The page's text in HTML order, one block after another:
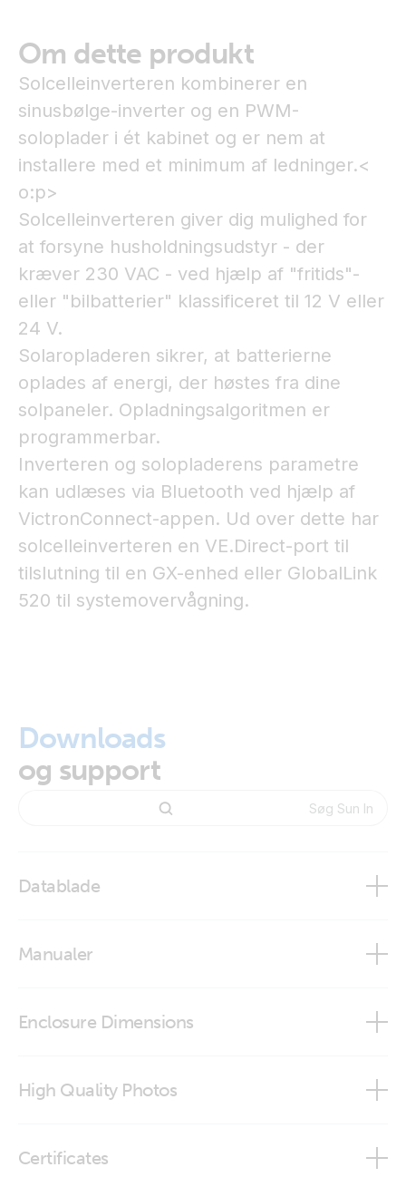
Om dette produkt
Solcelleinverteren kombinerer en
sinusbølge-inverter og en PWM-
soloplader i ét kabinet og er nem at
installere med et minimum af ledninger.<
o:p>
Solcelleinverteren giver dig mulighed for
at forsyne husholdningsudstyr - der
kræver 230 VAC - ved hjælp af "fritids"-
eller "bilbatterier" klassificeret til 12 V eller
24 V.
Solaropladeren sikrer, at batterierne
oplades af energi, der høstes fra dine
solpaneler. Opladningsalgoritmen er
programmerbar.
Inverteren og solopladerens parametre
kan udlæses via Bluetooth ved hjælp af
VictronConnect-appen. Ud over dette har
solcelleinverteren en VE.Direct-port til
tilslutning til en GX-enhed eller GlobalLink
520 til systemovervågning.
Downloads
og support
Datablade
Manualer
VictronConnect app
Enclosure Dimensions
High Quality Photos
Certificates